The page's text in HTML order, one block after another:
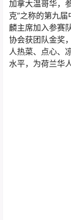
加拿大温哥华，
克”之称的第九
麟主席加入参赛
协会获团队金奖
人热菜、点心、
水平，为荷兰华